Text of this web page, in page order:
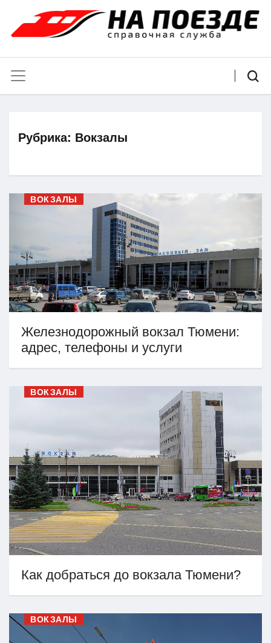
Рубрика: Вокзалы
ВОКЗАЛЫ
Железнодорожный вокзал Тюмени:
адрес, телефоны и услуги
ВОКЗАЛЫ
Как добраться до вокзала Тюмени?
ВОКЗАЛЫ